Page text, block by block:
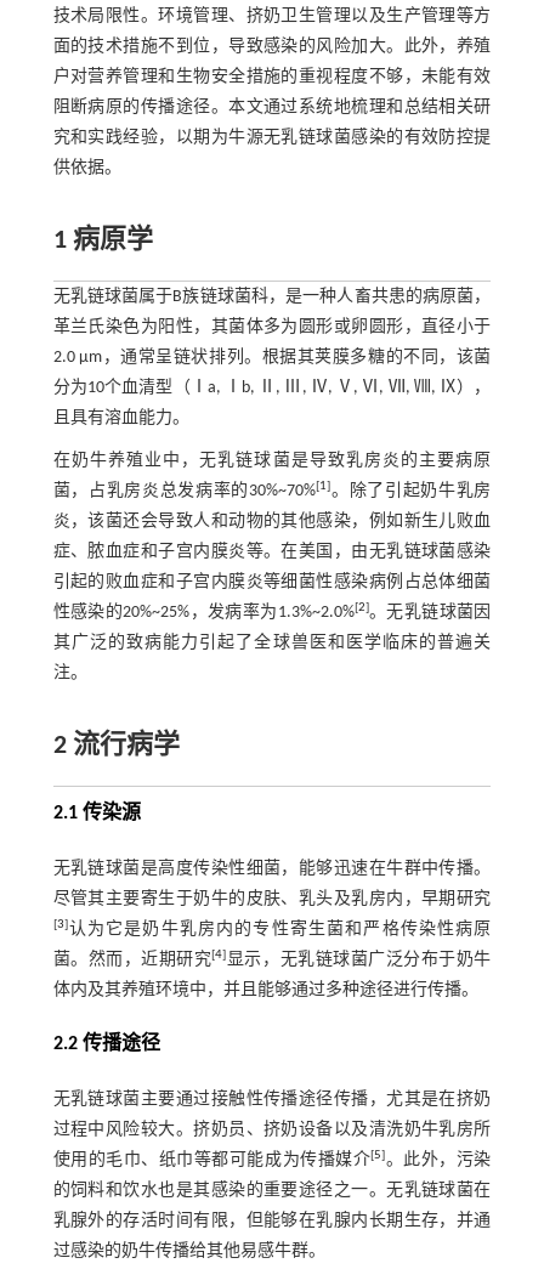
技术局限性。环境管理、挤奶卫生管理以及生产管理等方
面的技术措施不到位，导致感染的风险加大。此外，养殖
户对营养管理和生物安全措施的重视程度不够，未能有效
阻断病原的传播途径。本文通过系统地梳理和总结相关研
究和实践经验，以期为牛源无乳链球菌感染的有效防控提
供依据。
1 病原学
无乳链球菌属于B族链球菌科，是一种人畜共患的病原菌，
革兰氏染色为阳性，其菌体多为圆形或卵圆形，直径小于
2.0 μm，通常呈链状排列。根据其荚膜多糖的不同，该菌
分为10个血清型（Ⅰa, Ⅰb, Ⅱ, Ⅲ, Ⅳ, Ⅴ, Ⅵ, Ⅶ, Ⅷ, Ⅸ），
且具有溶血能力。
在奶牛养殖业中，无乳链球菌是导致乳房炎的主要病原
菌，占乳房炎总发病率的30%~70%[1]。除了引起奶牛乳房
炎，该菌还会导致人和动物的其他感染，例如新生儿败血
症、脓血症和子宫内膜炎等。在美国，由无乳链球菌感染
引起的败血症和子宫内膜炎等细菌性感染病例占总体细菌
性感染的20%~25%，发病率为1.3%~2.0%[2]。无乳链球菌因
其广泛的致病能力引起了全球兽医和医学临床的普遍关
注。
2 流行病学
2.1 传染源
无乳链球菌是高度传染性细菌，能够迅速在牛群中传播。
尽管其主要寄生于奶牛的皮肤、乳头及乳房内，早期研究
[3]认为它是奶牛乳房内的专性寄生菌和严格传染性病原
菌。然而，近期研究[4]显示，无乳链球菌广泛分布于奶牛
体内及其养殖环境中，并且能够通过多种途径进行传播。
2.2 传播途径
无乳链球菌主要通过接触性传播途径传播，尤其是在挤奶
过程中风险较大。挤奶员、挤奶设备以及清洗奶牛乳房所
使用的毛巾、纸巾等都可能成为传播媒介[5]。此外，污染
的饲料和饮水也是其感染的重要途径之一。无乳链球菌在
乳腺外的存活时间有限，但能够在乳腺内长期生存，并通
过感染的奶牛传播给其他易感牛群。